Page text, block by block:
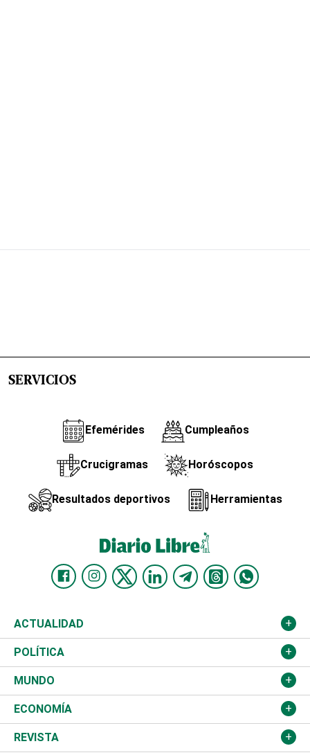
SERVICIOS
Efemérides Cumpleaños
Crucigramas Horóscopos
Resultados deportivos Herramientas
ACTUALIDAD
Nacional
Ciudad
Educación
Salud
POLÍTICA
Partidos
JCE
TSE
MUNDO
Estados Unidos
América Latina
ECONOMÍA
Finanzas
REVISTA